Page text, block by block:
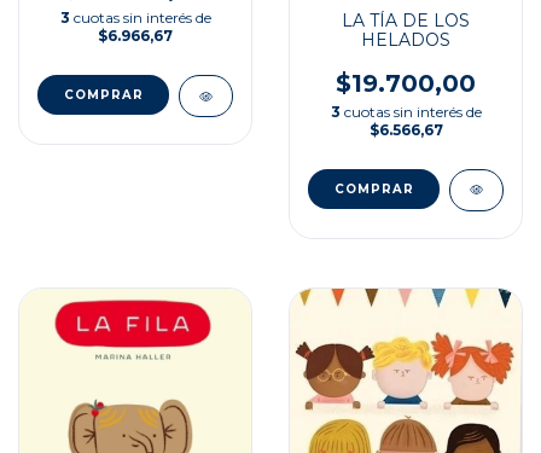
3 cuotas sin interés de
$6.966,67
LA TÍA DE LOS
HELADOS
$19.700,00
3 cuotas sin interés de
$6.566,67